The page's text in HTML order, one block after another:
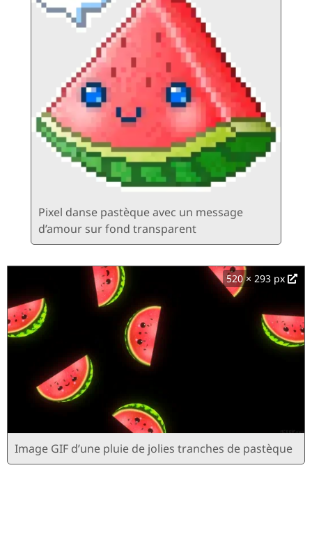
Pixel danse pastèque avec un message
d’amour sur fond transparent
520 × 293 px
Image GIF d’une pluie de jolies tranches de pastèque